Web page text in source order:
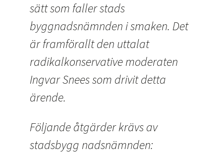
sätt som faller stads
byggnadsnämnden i smaken. Det
är framförallt den uttalat
radikalkonservative moderaten
Ingvar Snees som drivit detta
ärende.
Följande åtgärder krävs av
stadsbygg nadsnämnden: